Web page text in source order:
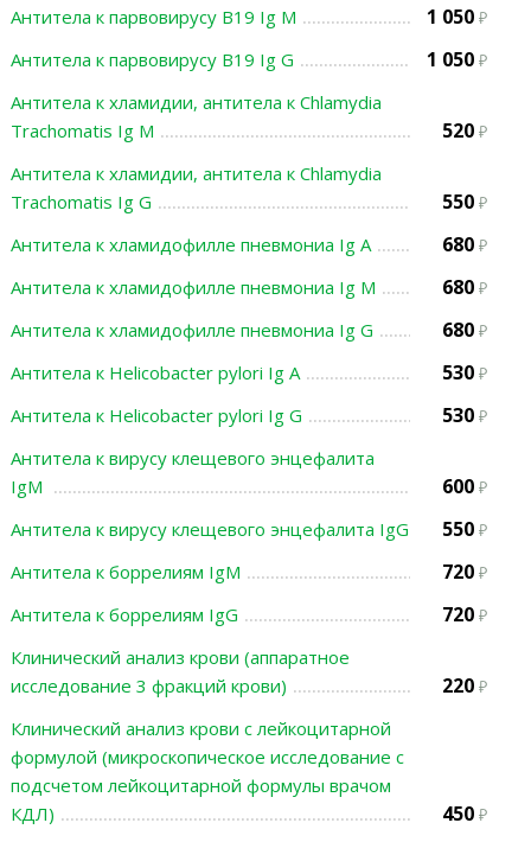
Антитела к парвовирусу В19 Ig M 1 050
Антитела к парвовирусу В19 Ig G 1 050
Антитела к хламидии, антитела к Chlamydia
Trachomatis Ig M
520
Антитела к хламидии, антитела к Chlamydia
Trachomatis Ig G
550
Антитела к хламидофилле пневмониа Ig А 680
Антитела к хламидофилле пневмониа Ig M 680
Антитела к хламидофилле пневмониа Ig G 680
Антитела к Helicobacter pylori Ig A 530
Антитела к Helicobacter pylori Ig G 530
Антитела к вирусу клещевого энцефалита
IgМ
600
Антитела к вирусу клещевого энцефалита IgG 550
Антитела к боррелиям IgМ 720
Антитела к боррелиям IgG 720
Клинический анализ крови (аппаратное
исследование 3 фракций крови)
220
Клинический анализ крови с лейкоцитарной
формулой (микроскопическое исследование с
подсчетом лейкоцитарной формулы врачом
КДЛ)
450